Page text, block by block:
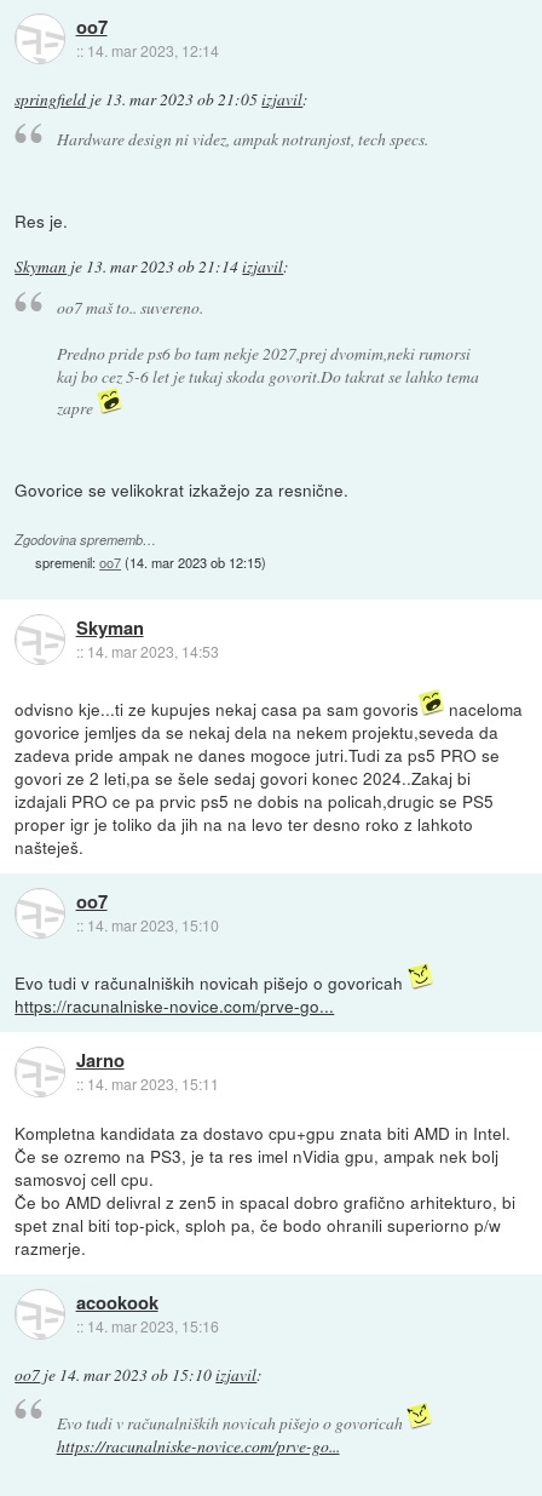
oo7
:: 14. mar 2023, 12:14
springfield je 13. mar 2023 ob 21:05izjavil:
Hardware design ni videz, ampak notranjost, tech specs.
Res je.
Skyman je 13. mar 2023 ob 21:14izjavil:
oo7 maš to.. suvereno.
Predno pride ps6 bo tam nekje 2027,prej dvomim,neki rumorsi
kaj bo cez 5-6 let je tukaj skoda govorit.Do takrat se lahko tema
zapre
Govorice se velikokrat izkažejo za resnične.
Zgodovina sprememb…
spremenil:oo7(14. mar 2023 ob 12:15)
Skyman
:: 14. mar 2023, 14:53
odvisno kje...ti ze kupujes nekaj casa pa sam govoris
naceloma
govorice jemljes da se nekaj dela na nekem projektu,seveda da
zadeva pride ampak ne danes mogoce jutri.Tudi za ps5 PRO se
govori ze 2 leti,pa se šele sedaj govori konec 2024..Zakaj bi
izdajali PRO ce pa prvic ps5 ne dobis na policah,drugic se PS5
proper igr je toliko da jih na na levo ter desno roko z lahkoto
našteješ.
oo7
:: 14. mar 2023, 15:10
Evo tudi v računalniških novicah pišejo o govoricah
https://racunalniske-novice.com/prve-go...
Jarno
:: 14. mar 2023, 15:11
Kompletna kandidata za dostavo cpu+gpu znata biti AMD in Intel.
Če se ozremo na PS3, je ta res imel nVidia gpu, ampak nek bolj
samosvoj cell cpu.
Če bo AMD delivral z zen5 in spacal dobro grafično arhitekturo, bi
spet znal biti top-pick, sploh pa, če bodo ohranili superiorno p/w
razmerje.
acookook
:: 14. mar 2023, 15:16
oo7 je 14. mar 2023 ob 15:10izjavil:
Evo tudi v računalniških novicah pišejo o govoricah
https://racunalniske-novice.com/prve-go...